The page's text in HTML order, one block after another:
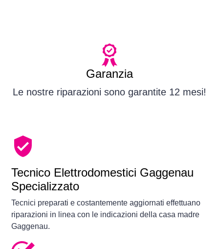
Garanzia
Le nostre riparazioni sono garantite 12 mesi!
Tecnico Elettrodomestici Gaggenau
Specializzato
Tecnici preparati e costantemente aggiornati effettuano
riparazioni in linea con le indicazioni della casa madre
Gaggenau.